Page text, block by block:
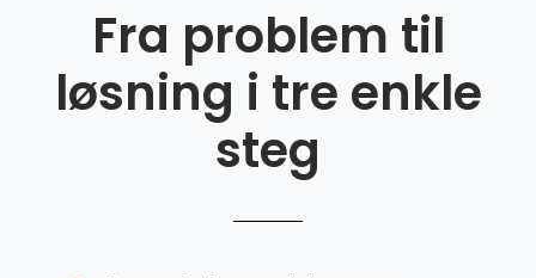
Fra problem til
løsning i tre enkle
steg